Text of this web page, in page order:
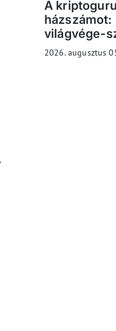
A
házszámot:
világvége-
2026. augusztus